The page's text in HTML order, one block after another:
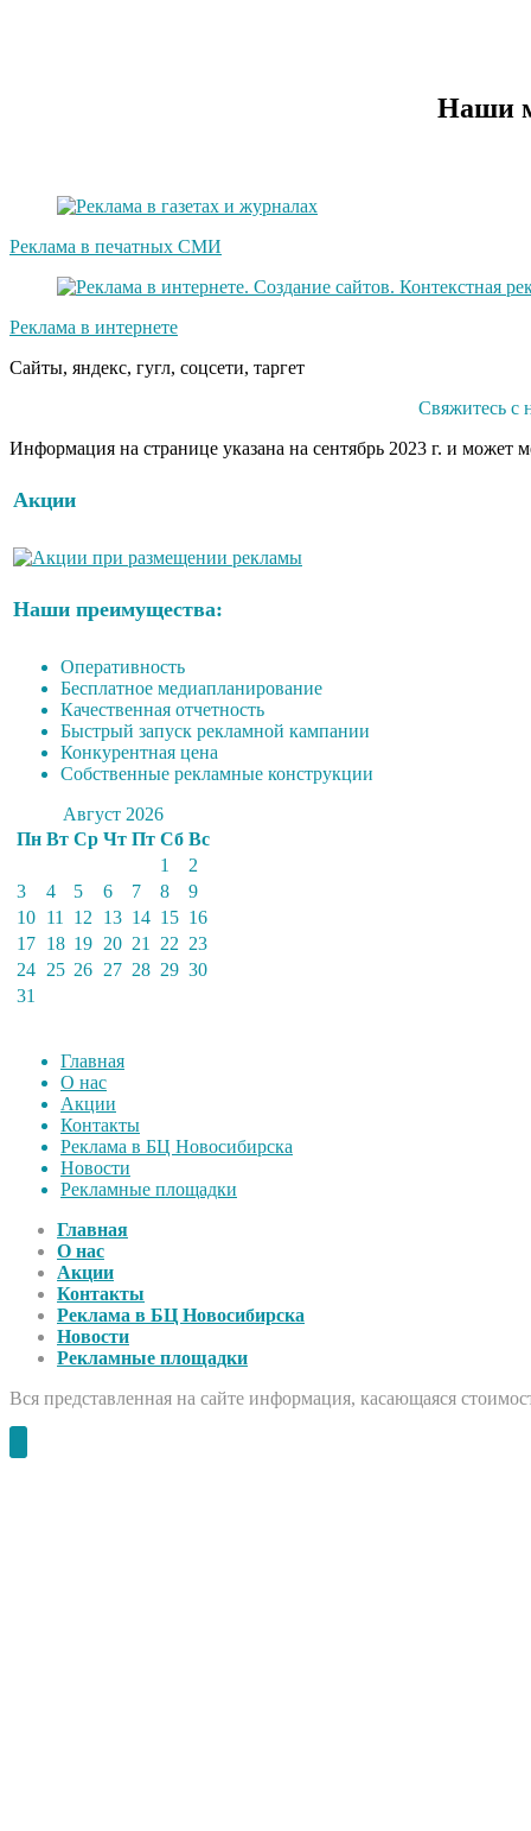
Наши
Реклама в печатных СМИ
Реклама в интернете
Сайты, яндекс, гугл, соцсети, таргет
Свяжитесь с
Информация на странице указана на сентябрь 2023 г. и
Акции
Наши преимущества:
Оперативность
Бесплатное медиапланирование
Качественная отчетность
Быстрый запуск рекламной кампании
Конкурентная цена
Собственные рекламные конструкции
Август 2026
Пн Вт Ср Чт Пт Сб Вс
1
2
3
4 5 6 7 8
9
10 11 12 13 14 15 16
17 18 19 20 21 22 23
24 25 26 27 28 29 30
31
Главная
О нас
Акции
Контакты
Реклама в БЦ Новосибирска
Новости
Рекламные площадки
Главная
О нас
Акции
Контакты
Реклама в БЦ Новосибирска
Новости
Рекламные площадки
Вся представленная на сайте информация, касающаяся